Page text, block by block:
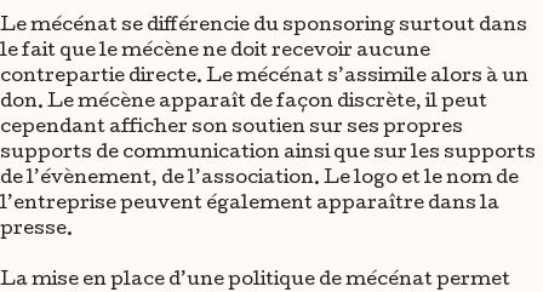
Le mécénat se différencie du sponsoring surtout dans
le fait que le mécène ne doit recevoir aucune
contrepartie directe. Le mécénat s’assimile alors à un
don. Le mécène apparaît de façon discrète, il peut
cependant afficher son soutien sur ses propres
supports de communication ainsi que sur les supports
de l’évènement, de l’association. Le logo et le nom de
l’entreprise peuvent également apparaître dans la
presse.
La mise en place d’une politique de mécénat permet